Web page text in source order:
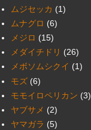
ムジセッカ (1)
ムナグロ (6)
メジロ (15)
メダイチドリ (26)
メボソムシクイ (1)
モズ (6)
モモイロペリカン (3)
ヤブサメ (2)
ヤマガラ (5)